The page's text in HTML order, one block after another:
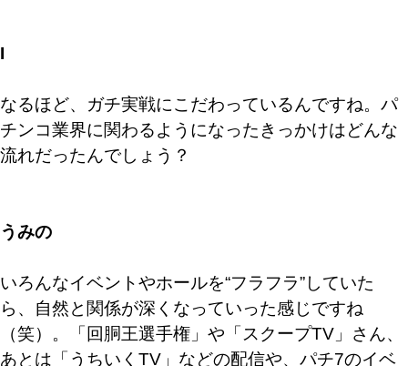
I
なるほど、ガチ実戦にこだわっているんですね。パ
チンコ業界に関わるようになったきっかけはどんな
流れだったんでしょう？
うみの
いろんなイベントやホールを“フラフラ”していた
ら、自然と関係が深くなっていった感じですね
（笑）。「回胴王選手権」や「スクープTV」さん、
あとは「うちいくTV」などの配信や、パチ7のイベ